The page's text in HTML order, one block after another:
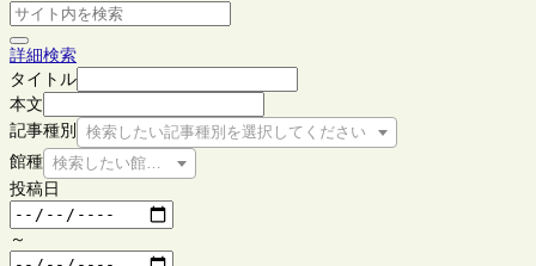
詳細検索
タイトル
本文
記事種別
検索したい記事種別を選択してください
館種 検索したい館種を選択してください
投稿日
～